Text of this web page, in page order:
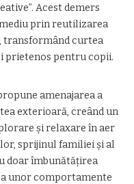
Acest demers
prin reutilizarea
transformând curtea
prietenos pentru copii.
amenajarea a
exterioară, creând un
și relaxare în aer
sprijinul familiei și al
doar îmbunătățirea
unor comportamente